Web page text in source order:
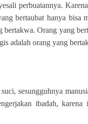
perbuatannya.
bertaubat hanya bisa
bertakwa. Orang yang
adalah orang yang
sesungguhnya
ibadah, karena